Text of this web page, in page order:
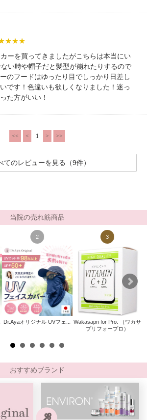
ーを買ってきましたがこちらは本当にい
い時や帽子だと髪型が崩れたりするので
のフードはゆったり目でしっかり日差し
です！色違いも欲しくなりました！迷っ
た方がいい！
<< < 1 > >>
てのレビューを見る（9件）
当院の売れ筋商品
2
Dr.Ayaオリジナル UVフェ...
3
Wakasapri for Pro. （ワカサ
プリフォープロ）
おすすめブランド